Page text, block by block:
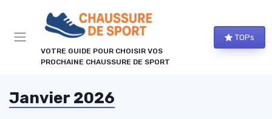
VOTRE GUIDE POUR CHOISIR VOS
PROCHAINE CHAUSSURE DE SPORT
TOPs
Janvier 2026